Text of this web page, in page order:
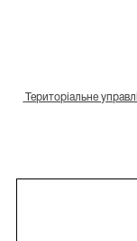
Територіальне